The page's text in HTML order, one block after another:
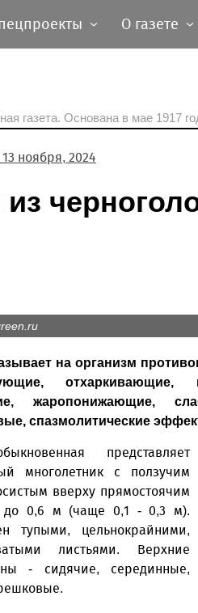
О газете
газета. Основана в мае 1917
ноября, 2024
на организм
отхаркивающие,
жаропонижающие,
спазмолитические
представляет
многолетник с ползучим
вверху прямостоячим
до 0,6 м (чаще 0,1 - 0,3 м).
тупыми, цельнокрайними,
листьями. Верхние
- сидячие, серединные,